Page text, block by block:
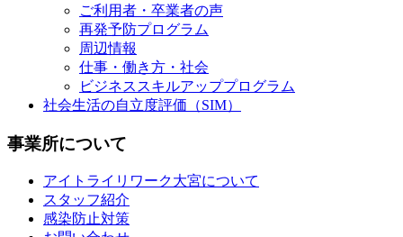
ご利用者・卒業者の声
再発予防プログラム
周辺情報
仕事・働き方・社会
ビジネススキルアッププログラム
社会生活の自立度評価（SIM）
事業所について
アイトライリワーク大宮について
スタッフ紹介
感染防止対策